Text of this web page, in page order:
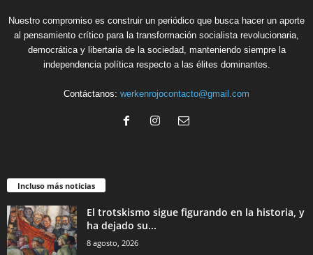
Nuestro compromiso es construir un periódico que busca hacer un aporte
al pensamiento crítico para la transformación socialista revolucionaria,
democrática y libertaria de la sociedad, manteniendo siempre la
independencia política respecto a las élites dominantes.
Contáctanos: werkenrojocontacto@gmail.com
Incluso más noticias
El trotskismo sigue figurando en la historia, y
ha dejado su...
8 agosto, 2026